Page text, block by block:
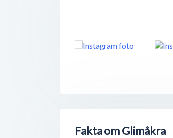
Fakta om Glimåkra